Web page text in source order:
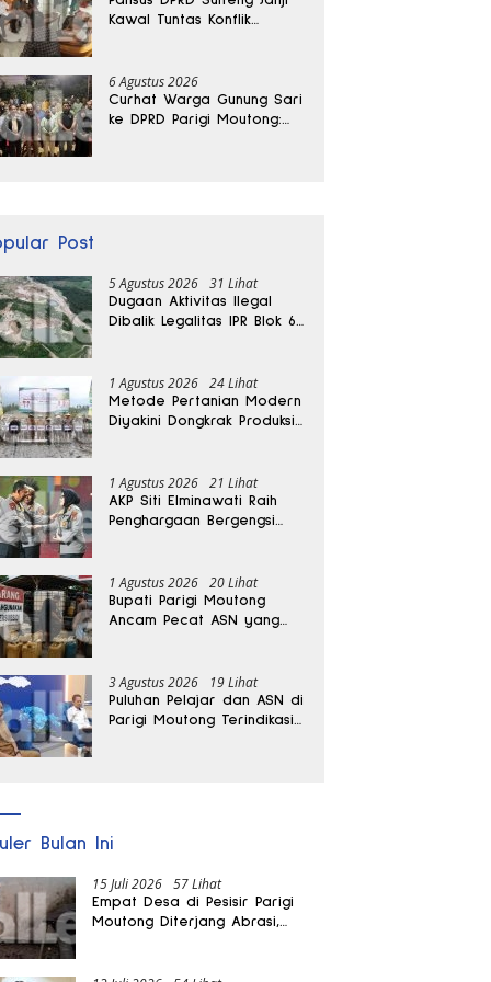
Kawal Tuntas Konflik
6 Agustus 2026
Curhat Warga Gunung Sari
ke DPRD Parigi Moutong:
Post
5 Agustus 2026 31 Lihat
Dugaan Aktivitas Ilegal
Dibalik Legalitas IPR Blok 6
1 Agustus 2026 24 Lihat
Metode Pertanian Modern
Diyakini Dongkrak Produksi
1 Agustus 2026 21 Lihat
AKP Siti Elminawati Raih
Penghargaan Bergengsi
1 Agustus 2026 20 Lihat
Bupati Parigi Moutong
Ancam Pecat ASN yang
3 Agustus 2026 19 Lihat
Puluhan Pelajar dan ASN di
Parigi Moutong Terindikasi
Bulan Ini
15 Juli 2026 57 Lihat
Empat Desa di Pesisir Parigi
Moutong Diterjang Abrasi,